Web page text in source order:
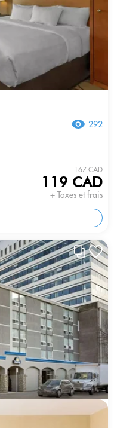
292
167 CAD
119 CAD
+ Taxes et frais